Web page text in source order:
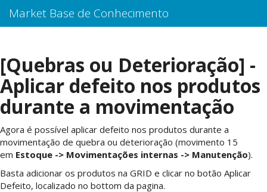
Market Base de Conhecimento
[Quebras ou Deterioração] -
Aplicar defeito nos produtos
durante a movimentação
Agora é possível aplicar defeito nos produtos durante a
movimentação de quebra ou deterioração (movimento 15
em Estoque -> Movimentações internas -> Manutenção).
Basta adicionar os produtos na GRID e clicar no botão Aplicar
Defeito, localizado no bottom da pagina.